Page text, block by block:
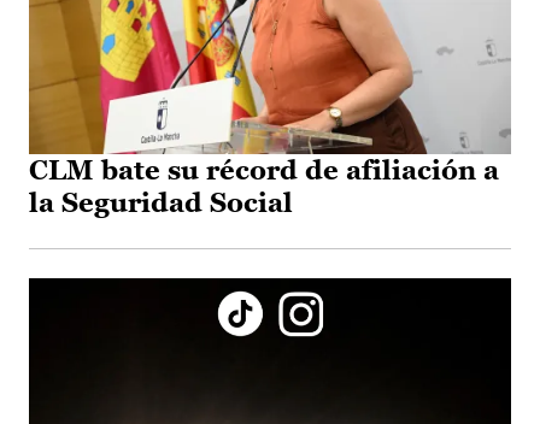
CLM bate su récord de afiliación a
la Seguridad Social